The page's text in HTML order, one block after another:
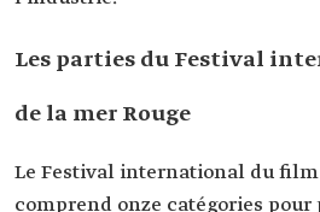
Les parties du Festival
de la mer Rouge
Le Festival international du film
comprend onze catégories